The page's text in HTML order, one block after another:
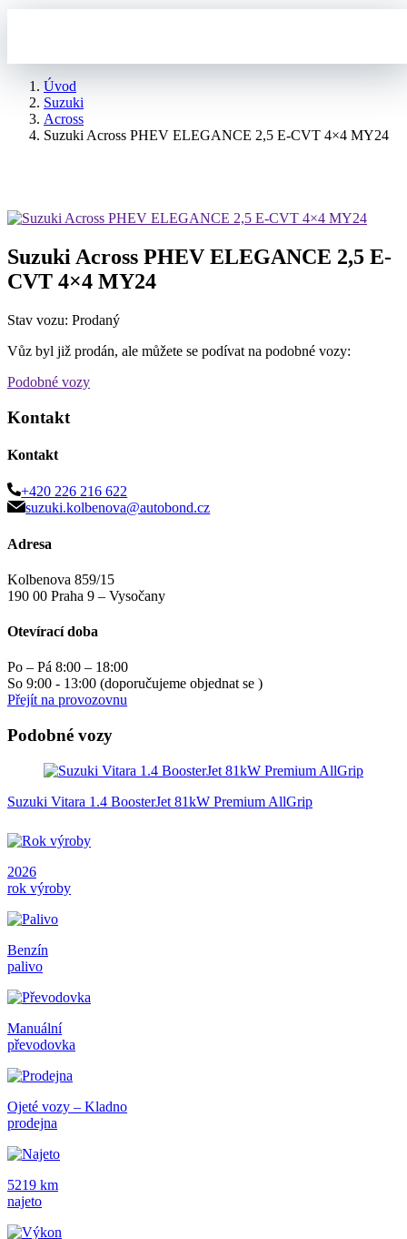
Úvod
Suzuki
Across
Suzuki Across PHEV ELEGANCE 2,5 E-CVT 4×4 MY24
Suzuki Across PHEV ELEGANCE 2,5 E-
CVT 4×4 MY24
Stav vozu: Prodaný
Vůz byl již prodán, ale můžete se podívat na podobné vozy:
Podobné vozy
Kontakt
Kontakt
+420 226 216 622
suzuki.kolbenova@autobond.cz
Adresa
Kolbenova 859/15
190 00 Praha 9 – Vysočany
Otevírací doba
Po – Pá 8:00 – 18:00
So 9:00 - 13:00 (doporučujeme objednat se )
Přejít na provozovnu
Podobné vozy
Suzuki Vitara 1.4 BoosterJet 81kW Premium AllGrip
2026
rok výroby
Benzín
palivo
Manuální
převodovka
Ojeté vozy – Kladno
prodejna
5219 km
najeto